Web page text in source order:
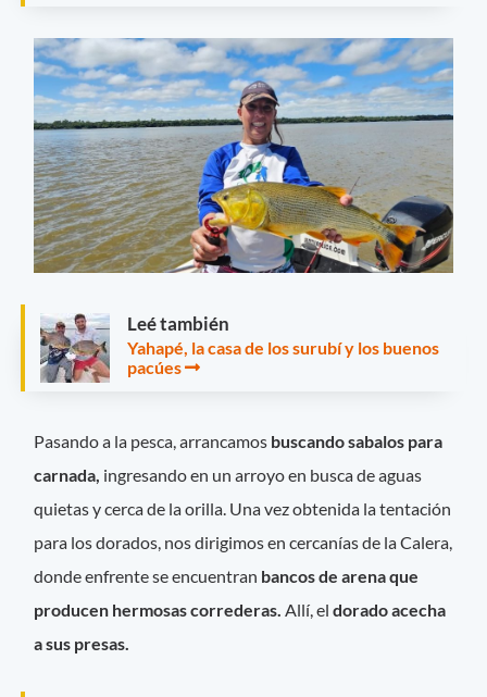
Leé también
Yahapé, la casa de los surubí y los buenos
pacúes
Pasando a la pesca, arrancamos buscando sabalos para
carnada, ingresando en un arroyo en busca de aguas
quietas y cerca de la orilla. Una vez obtenida la tentación
para los dorados, nos dirigimos en cercanías de la Calera,
donde enfrente se encuentran bancos de arena que
producen hermosas correderas. Allí, eldorado acecha
a sus presas.